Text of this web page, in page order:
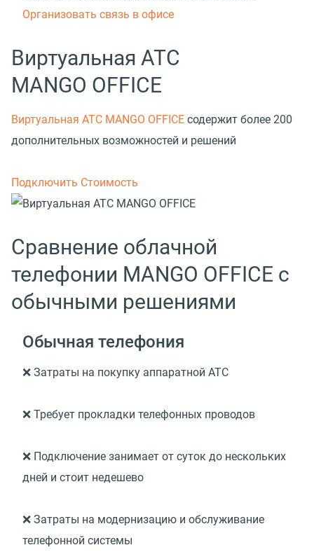
Организовать связь в офисе
Виртуальная АТС
MANGO OFFICE
Виртуальная АТС MANGO OFFICE содержит более 200
дополнительных возможностей и решений
Подключить Стоимость
Сравнение облачной
телефонии MANGO OFFICE c
обычными решениями
Обычная телефония
❌ Затраты на покупку аппаратной АТС
❌ Требует прокладки телефонных проводов
❌ Подключение занимает от суток до нескольких
дней и стоит недешево
❌ Затраты на модернизацию и обслуживание
телефонной системы